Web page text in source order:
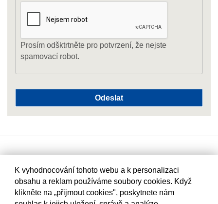
Prosím odšktrtněte pro potvrzení, že nejste
spamovací robot.
K vyhodnocování tohoto webu a k personalizaci
obsahu a reklam používáme soubory cookies. Když
klikněte na „přijmout cookies", poskytnete nám